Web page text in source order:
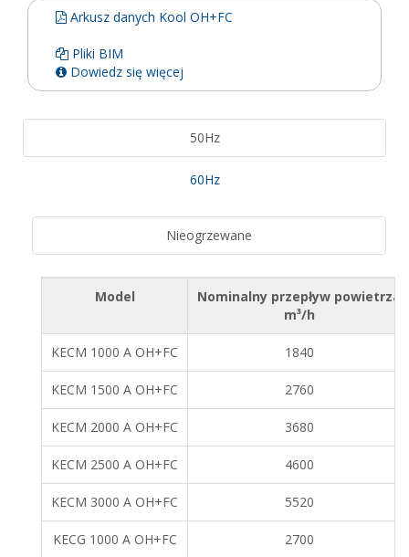
Arkusz danych Kool OH+FC
Pliki BIM
Dowiedz się więcej
50Hz
60Hz
Nieogrzewane
Model
Nominalny przepływ powietrza
m³/h
KECM 1000 A OH+FC 1840
KECM 1500 A OH+FC 2760
KECM 2000 A OH+FC 3680
KECM 2500 A OH+FC 4600
KECM 3000 A OH+FC 5520
KECG 1000 A OH+FC 2700